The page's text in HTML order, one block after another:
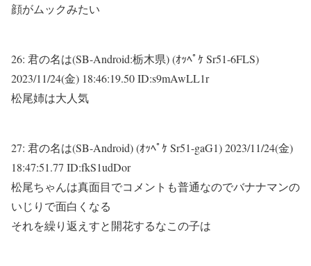
顔がムックみたい
26: 君の名は(SB-Android:栃木県) (ｵｯﾍﾟｹ Sr51-6FLS)
2023/11/24(金) 18:46:19.50 ID:s9mAwLL1r
松尾姉は大人気
27: 君の名は(SB-Android) (ｵｯﾍﾟｹ Sr51-gaG1)2023/11/24(金)
18:47:51.77 ID:fkS1udDor
松尾ちゃんは真面目でコメントも普通なのでバナナマンの
いじりで面白くなる
それを繰り返えすと開花するなこの子は